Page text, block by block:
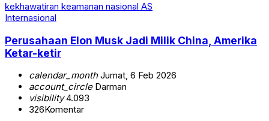
Internasional
Perusahaan Elon Musk Jadi Milik China, Amerika
Ketar-ketir
calendar_monthJumat, 6 Feb 2026
account_circleDarman
visibility4.093
326Komentar